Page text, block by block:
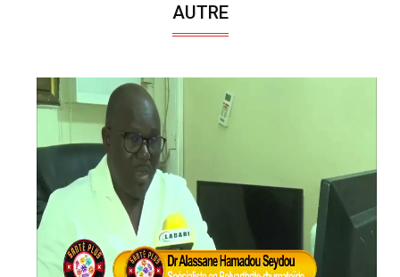
AUTRE